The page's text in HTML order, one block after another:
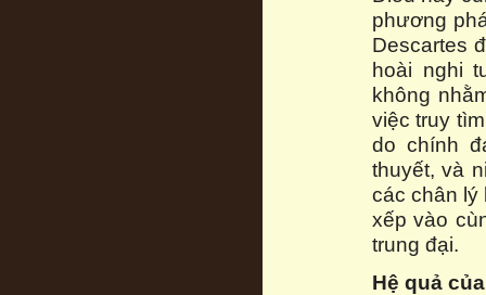
phương
Descartes
hoài nghi
không
việc truy
do chính
thuyết, và
các chân lý
xếp vào
trung đại.
Hệ quả